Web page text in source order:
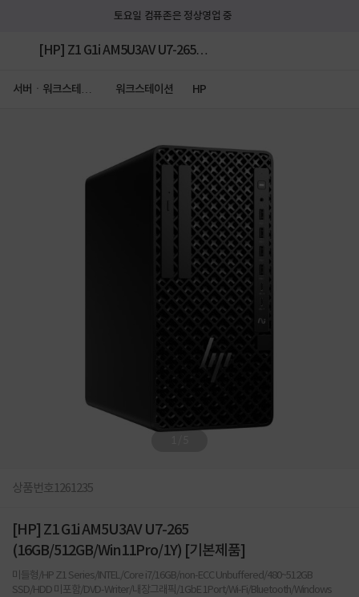
토요일 컴퓨존은 정상영업 중
[HP] Z1 G1i AM5U3AV U7-265
서버ㆍ워크스테이
워크스테이션 HP
상품번호1261235
[HP] Z1 G1i AM5U3AV U7-265
(16GB/512GB/Win11Pro/1Y) [기본제품]
미들형/HP Z1 Series/INTEL/Core i7/16GB/non-ECC Unbuffered/480~512GB
SSD/HDD 미포함/DVD-Writer/내장그래픽/1GbE 1Port/Wi-Fi/Bluetooth/Windows